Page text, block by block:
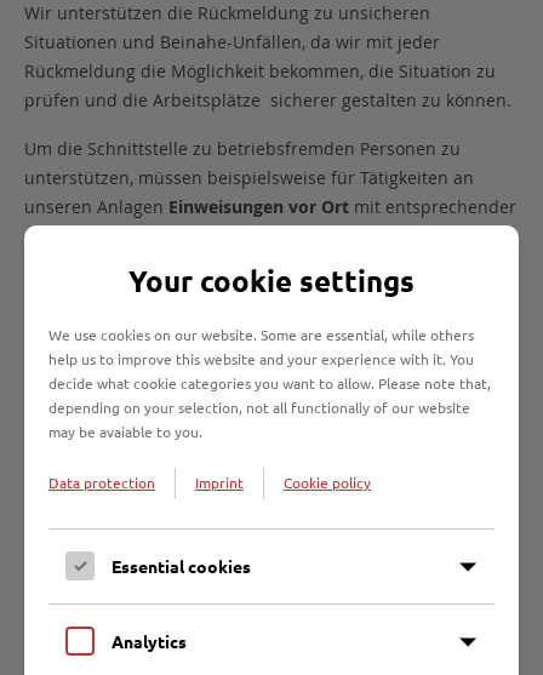
Wir unterstützen die Rückmeldung zu unsicheren
Situationen und Beinahe-Unfällen, da wir mit jeder
Rückmeldung die Möglichkeit bekommen, die Situation zu
prüfen und die Arbeitsplätze sicherer gestalten zu können.
Um die Schnittstelle zu betriebsfremden Personen zu
unterstützen, müssen beispielsweise für Tätigkeiten an
unseren Anlagen Einweisungen vor Ort mit entsprechender
Arbeitsfreigabe
Nähere Informationen zu den Sicherheitsbestimmungen auf
Informationsbroschüren entnehmen.
Flyer Sicherheitsinformationen für
Partnerfirmen
Direktkontakt
Entsorgungsbetriebe Lübeck
Malmöstraße 22 | 23560 Lübeck
Your cookie settings
We use cookies on our website. Some are essential, while others
help us to improve this website and your experience with it. You
decide what cookie categories you want to allow. Please note that,
depending on your selection, not all functionaliy of our website
may be avaiable to you.
Data protection Imprint Cookie policy
Essential cookies
Analytics